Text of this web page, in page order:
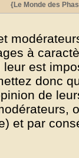
{Le Monde des
à
est
donc
de
et par